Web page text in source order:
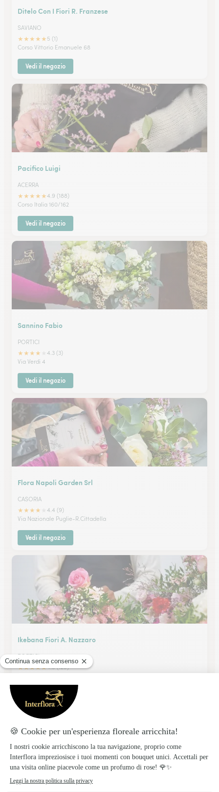
Ditelo Con I Fiori R. Franzese
SAVIANO
★★★★★ 5 (1)
Corso Vittorio Emanuele 68
Vedi il negozio
Pacifico Luigi
ACERRA
★★★★★4.9 (188)
Corso Italia 160/162
Vedi il negozio
Sannino Fabio
PORTICI
★★★★
4.3 (3)
Via Verdi 4
Vedi il negozio
Flora Napoli Garden Srl
CASORIA
★★★★
4.4 (9)
Via Nazionale Puglie-R.Cittadella
Vedi il negozio
Ikebana Fiori A. Nazzaro
PORTICI
★★★★★4.9 (129)
Vedi il negozio